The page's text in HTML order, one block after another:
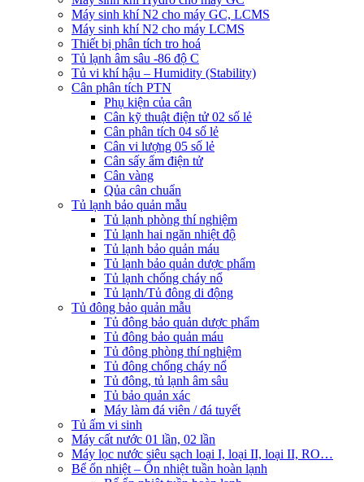
Máy sinh khí N2 cho máy GC, LCMS
Máy sinh khí N2 cho máy LCMS
Thiết bị phân tích tro hoá
Tủ lạnh âm sâu -86 độ C
Tủ vi khí hậu – Humidity (Stability)
Cân phân tích PTN
Phụ kiện của cân
Cân kỹ thuật điện tử 02 số lẻ
Cân phân tích 04 số lẻ
Cân vi lượng 05 số lẻ
Cân sấy ẩm điện tử
Cân vàng
Qủa cân chuẩn
Tủ lạnh bảo quản mẫu
Tủ lạnh phòng thí nghiệm
Tủ lạnh hai ngăn nhiệt độ
Tủ lạnh bảo quản máu
Tủ lạnh bảo quản dược phẩm
Tủ lạnh chống cháy nổ
Tủ lạnh/Tủ đông di động
Tủ đông bảo quản mẫu
Tủ đông bảo quản dược phẩm
Tủ đông bảo quản máu
Tủ đông phòng thí nghiệm
Tủ đông chống cháy nổ
Tủ đông, tủ lạnh âm sâu
Tủ bảo quản xác
Máy làm đá viên / đá tuyết
Tủ ấm vi sinh
Máy cất nước 01 lần, 02 lần
Máy lọc nước siêu sạch loại I, loại II, loại II, RO…
Bể ổn nhiệt – Ổn nhiệt tuần hoàn lạnh